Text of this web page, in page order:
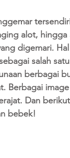
alot, hingga
digemari.
salah
berbagai
Berbagai
Dan
bebek!